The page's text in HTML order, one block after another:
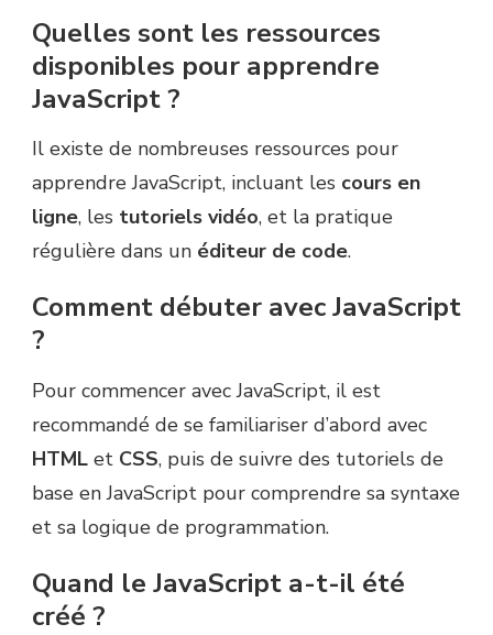
Quelles sont les ressources
disponibles pour apprendre
JavaScript ?
Il existe de nombreuses ressources pour
apprendre JavaScript, incluant les cours en
ligne, les tutoriels vidéo, et la pratique
régulière dans un éditeur de code.
Comment débuter avec JavaScript
?
Pour commencer avec JavaScript, il est
recommandé de se familiariser d’abord avec
HTML et CSS, puis de suivre des tutoriels de
base en JavaScript pour comprendre sa syntaxe
et sa logique de programmation.
Quand le JavaScript a-t-il été
créé ?